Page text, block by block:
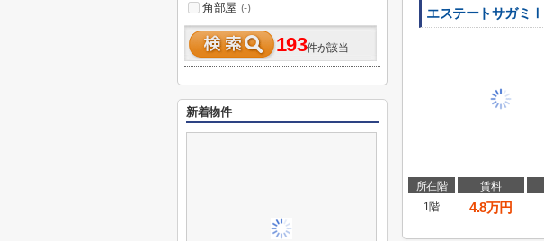
エステートサガミⅠ
所在階 賃料
1階
4.8万円
角部屋 (-)
193件が該当
新着物件